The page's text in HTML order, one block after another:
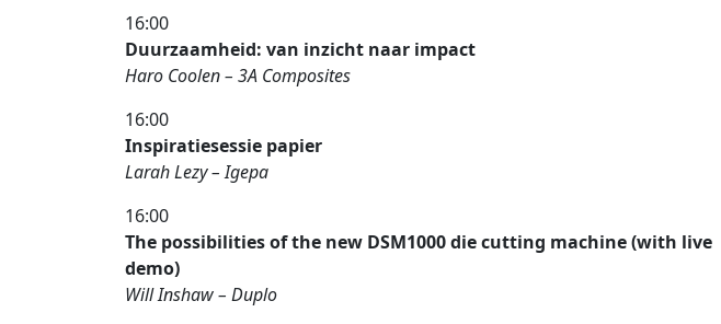
16:00
Duurzaamheid: van inzicht naar impact
Haro Coolen – 3A Composites
16:00
Inspiratiesessie papier
Larah Lezy – Igepa
16:00
The possibilities of the new DSM1000 die cutting machine (with live
demo)
Will Inshaw – Duplo